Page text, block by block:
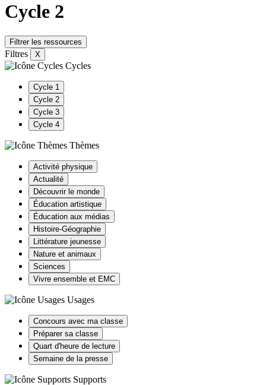
Cycle 2
Filtrer les ressources
Filtres X
Cycles
Cycle 1
Cycle 2
Cycle 3
Cycle 4
Thèmes
Activité physique
Actualité
Découvrir le monde
Éducation artistique
Éducation aux médias
Histoire-Géographie
Littérature jeunesse
Nature et animaux
Sciences
Vivre ensemble et EMC
Usages
Concours avec ma classe
Préparer sa classe
Quart d'heure de lecture
Semaine de la presse
Supports